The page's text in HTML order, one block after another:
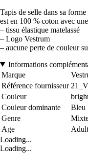
Tapis de selle dans sa
est en 100 % coton avec
– tissu élastique matelassé
– Logo Vestrum
– aucune perte de couleur
Informations
Marque
Référence fournisseur
Couleur
Couleur dominante
Bleu
Genre
Age
Loading...
Loading...